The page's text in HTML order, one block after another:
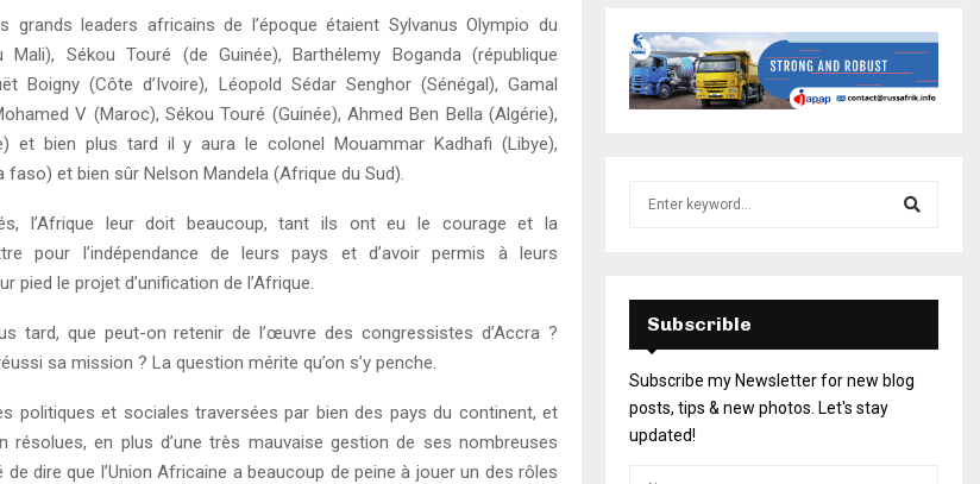
grands leaders africains de l’époque étaient Sylvanus Olympio du
Sékou Touré (de Guinée), Barthélemy Boganda (république
Boigny (Côte d’Ivoire), Léopold Sédar Senghor (Sénégal), Gamal
V (Maroc), Sékou Touré (Guinée), Ahmed Ben Bella (Algérie),
et bien plus tard il y aura le colonel Mouammar Kadhafi (Libye),
faso) et bien sûr Nelson Mandela (Afrique du Sud).
l’Afrique leur doit beaucoup, tant ils ont eu le courage et la
pour l’indépendance de leurs pays et d’avoir permis à leurs
pied le projet d’unification de l’Afrique.
tard, que peut-on retenir de l’œuvre des congressistes d’Accra ?
sa mission ? La question mérite qu’on s’y penche.
politiques et sociales traversées par bien des pays du continent, et
en plus d’une très mauvaise gestion de ses nombreuses
dire que l’Union Africaine a beaucoup de peine à jouer un des rôles
Subscrible
Subscribe my Newsletter for new blog
posts, tips & new photos. Let's stay
updated!